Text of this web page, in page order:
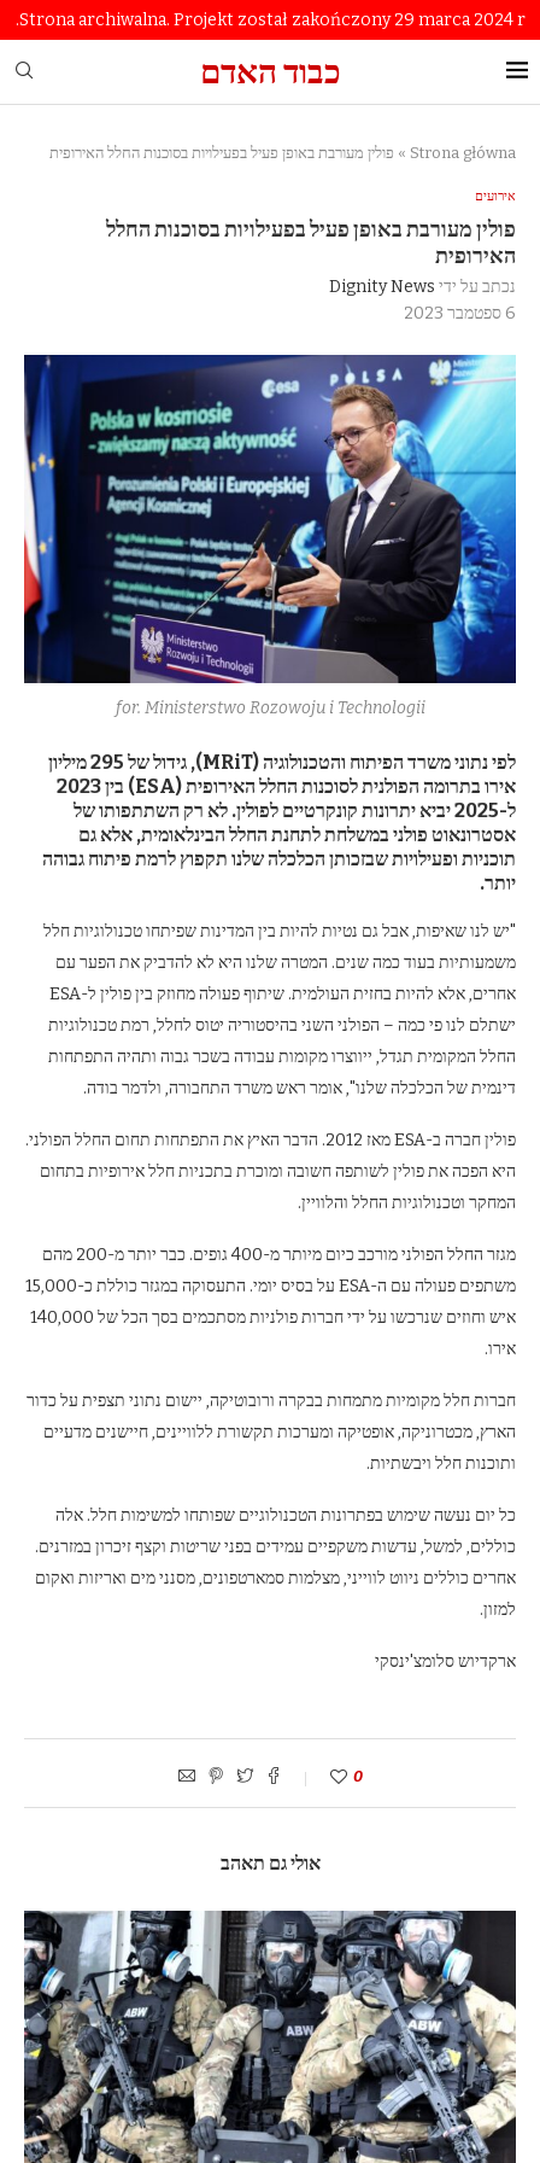
Strona archiwalna. Projekt został zakończony 29 marca 2024 r.
כבוד האדם
Strona główna
» פולין מעורבת באופן פעיל בפעילויות בסוכנות החלל האירופית
אירועים
פולין מעורבת באופן פעיל בפעילויות בסוכנות החלל
האירופית
נכתב על ידי Dignity News
6 ספטמבר 2023
for. Ministerstwo Rozowoju i Technologii
לפי נתוני משרד הפיתוח והטכנולוגיה (MRiT), גידול של 295 מיליון
אירו בתרומה הפולנית לסוכנות החלל האירופית (ESA) בין 2023
ל-2025 יביא יתרונות קונקרטיים לפולין. לא רק השתתפותו של
אסטרונאוט פולני במשלחת לתחנת החלל הבינלאומית, אלא גם
תוכניות ופעילויות שבזכותן הכלכלה שלנו תקפוץ לרמת פיתוח גבוהה
יותר.
"יש לנו שאיפות, אבל גם נטיות להיות בין המדינות שפיתחו טכנולוגיות חלל
משמעותיות בעוד כמה שנים. המטרה שלנו היא לא להדביק את הפער עם
אחרים, אלא להיות בחזית העולמית. שיתוף פעולה מחוזק בין פולין ל-ESA
ישתלם לנו פי כמה – הפולני השני בהיסטוריה יטוס לחלל, רמת טכנולוגיות
החלל המקומית תגדל, ייווצרו מקומות עבודה בשכר גבוה ותהיה התפתחות
דינמית של הכלכלה שלנו", אומר ראש משרד התחבורה, ולדמר בודה.
פולין חברה ב-ESA מאז 2012. הדבר האיץ את התפתחות תחום החלל הפולני.
היא הפכה את פולין לשותפה חשובה ומוכרת בתכניות חלל אירופיות בתחום
המחקר וטכנולוגיות החלל והלוויין.
מגזר החלל הפולני מורכב כיום מיותר מ-400 גופים. כבר יותר מ-200 מהם
משתפים פעולה עם ה-ESA על בסיס יומי. התעסוקה במגזר כוללת כ-15,000
איש וחוזים שנרכשו על ידי חברות פולניות מסתכמים בסך הכל של 140,000
אירו.
חברות חלל מקומיות מתמחות בבקרה ורובוטיקה, יישום נתוני תצפית על כדור
הארץ, מכטרוניקה, אופטיקה ומערכות תקשורת ללוויינים, חיישנים מדעיים
ותוכנות חלל ויבשתיות.
כל יום נעשה שימוש בפתרונות הטכנולוגיים שפותחו למשימות חלל. אלה
כוללים, למשל, עדשות משקפיים עמידים בפני שריטות וקצף זיכרון במזרנים.
אחרים כוללים ניווט לווייני, מצלמות סמארטפונים, מסנני מים ואריזות ואקום
למזון.
ארקדיוש סלומצ'ינסקי
0
אולי גם תאהב